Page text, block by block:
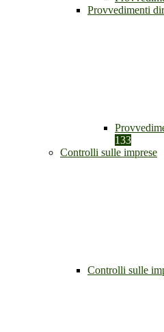
Provvedimenti
133
Controlli sulle imprese
Controlli sulle